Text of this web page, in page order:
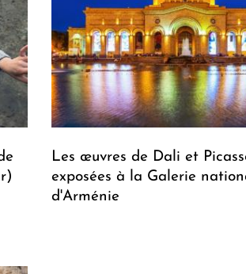
Les œuvres de Dali et
exposées à la Galerie
d'Arménie